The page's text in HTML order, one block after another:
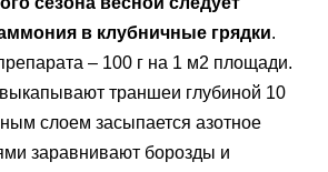
в клубничные грядки.
– 100 г на 1 м2 площади.
траншеи глубиной 10
слоем засыпается азотное
заравнивают борозды и